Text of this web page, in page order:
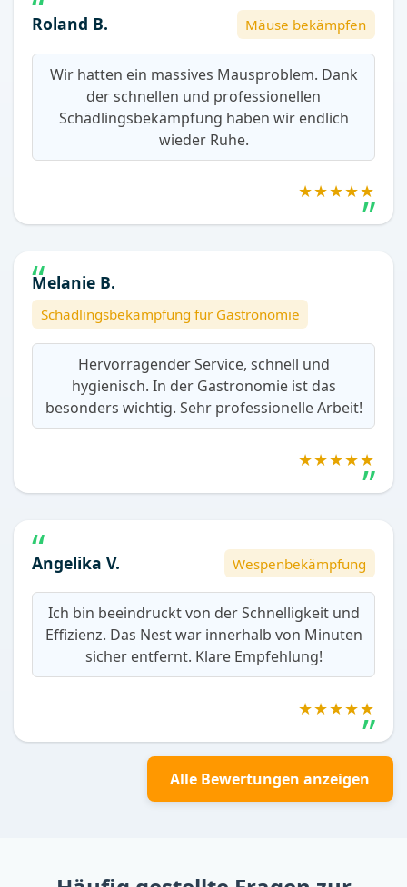
Roland B. Mäuse bekämpfen
Wir hatten ein massives Mausproblem. Dank
der schnellen und professionellen
Schädlingsbekämpfung haben wir endlich
wieder Ruhe.
★★★★★
Melanie B.
Schädlingsbekämpfung für Gastronomie
Hervorragender Service, schnell und
hygienisch. In der Gastronomie ist das
besonders wichtig. Sehr professionelle Arbeit!
★★★★★
Angelika V. Wespenbekämpfung
Ich bin beeindruckt von der Schnelligkeit und
Effizienz. Das Nest war innerhalb von Minuten
sicher entfernt. Klare Empfehlung!
★★★★★
Alle Bewertungen anzeigen